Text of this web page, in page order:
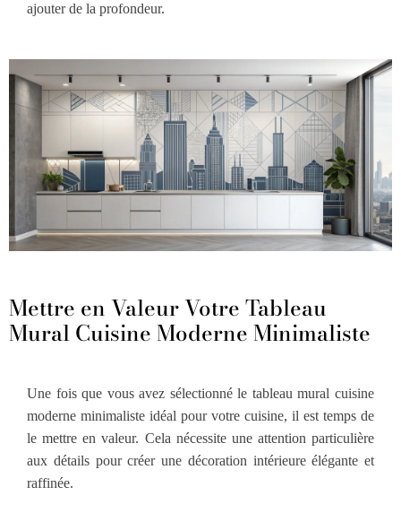
ajouter de la profondeur.
Mettre en Valeur Votre Tableau
Mural Cuisine Moderne Minimaliste
Une fois que vous avez sélectionné le tableau mural cuisine
moderne minimaliste idéal pour votre cuisine, il est temps de
le mettre en valeur. Cela nécessite une attention particulière
aux détails pour créer une décoration intérieure élégante et
raffinée.